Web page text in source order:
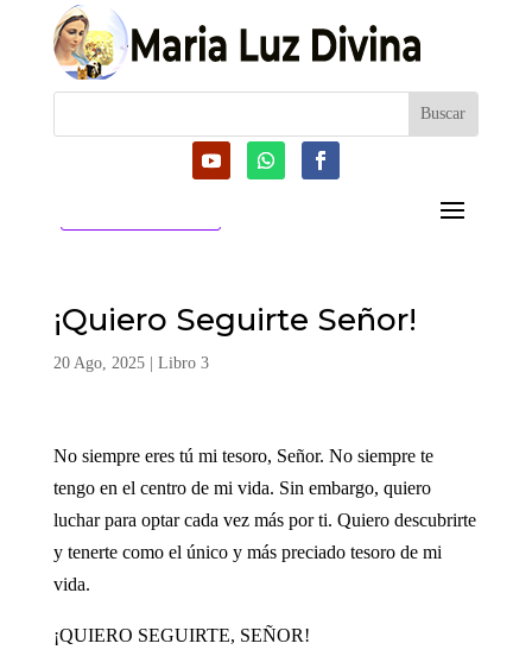
¡Quiero Seguirte Señor!
20 Ago, 2025| Libro 3
No siempre eres tú mi tesoro, Señor. No siempre te
tengo en el centro de mi vida. Sin embargo, quiero
luchar para optar cada vez más por ti. Quiero descubrirte
y tenerte como el único y más preciado tesoro de mi
vida.
¡QUIERO SEGUIRTE, SEÑOR!